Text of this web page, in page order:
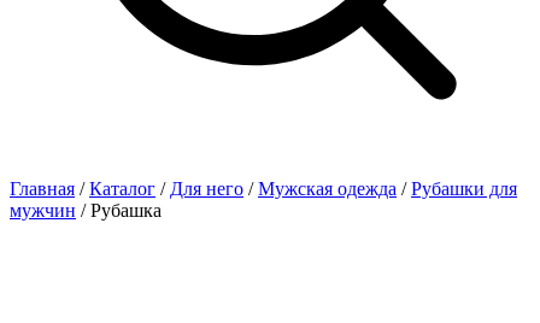
Главная /Каталог / Для него /Мужская одежда /Рубашки для
мужчин / Рубашка